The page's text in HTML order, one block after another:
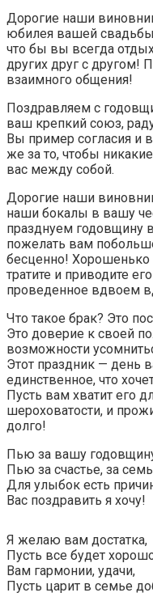
Дорогие наши
юбилея вашей свадьбы,
что бы вы всегда
других друг с другом!
взаимного общения!
Поздравляем с
ваш крепкий союз,
Вы пример согласия и
же за то, чтобы
вас между собой.
Дорогие наши
наши бокалы в вашу
празднуем годовщину
пожелать вам
бесценно! Хорошенько
тратите и приводите
проведенное вдвоем
Что такое брак? Это
Это доверие к своей
возможности
Этот праздник — день
единственное, что
Пусть вам хватит его
шероховатости, и
долго!
Пью за вашу
Пью за счастье, за
Для улыбок есть
Вас поздравить я хочу!
Я желаю вам достатка,
Пусть все будет
Вам гармонии, удачи,
Пусть царит в семье